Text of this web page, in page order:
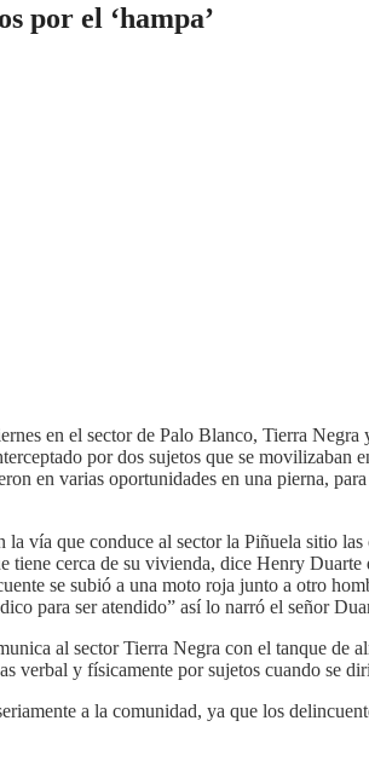
por el ‘hampa’
en el sector de Palo Blanco, Tierra Negra
por dos sujetos que se
en varias oportunidades en una pierna,
la vía que conduce al sector la Piñuela sitio
tiene cerca de su vivienda, dice Henry
se subió a una moto roja junto a otro
para ser atendido” así lo narró el señor
al sector Tierra Negra con el tanque
verbal y físicamente por sujetos cuando se
a la comunidad, ya que los